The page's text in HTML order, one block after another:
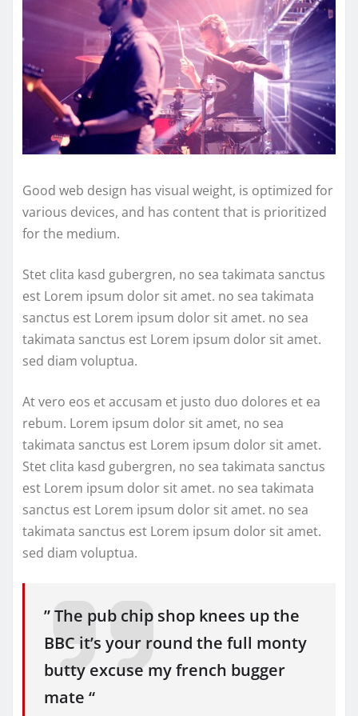
Good web design has visual weight, is optimized for
various devices, and has content that is prioritized
for the medium.
Stet clita kasd gubergren, no sea takimata sanctus
est Lorem ipsum dolor sit amet. no sea takimata
sanctus est Lorem ipsum dolor sit amet. no sea
takimata sanctus est Lorem ipsum dolor sit amet.
sed diam voluptua.
At vero eos et accusam et justo duo dolores et ea
rebum. Lorem ipsum dolor sit amet, no sea
takimata sanctus est Lorem ipsum dolor sit amet.
Stet clita kasd gubergren, no sea takimata sanctus
est Lorem ipsum dolor sit amet. no sea takimata
sanctus est Lorem ipsum dolor sit amet. no sea
takimata sanctus est Lorem ipsum dolor sit amet.
sed diam voluptua.
” The pub chip shop knees up the
BBC it’s your round the full monty
butty excuse my french bugger
mate “